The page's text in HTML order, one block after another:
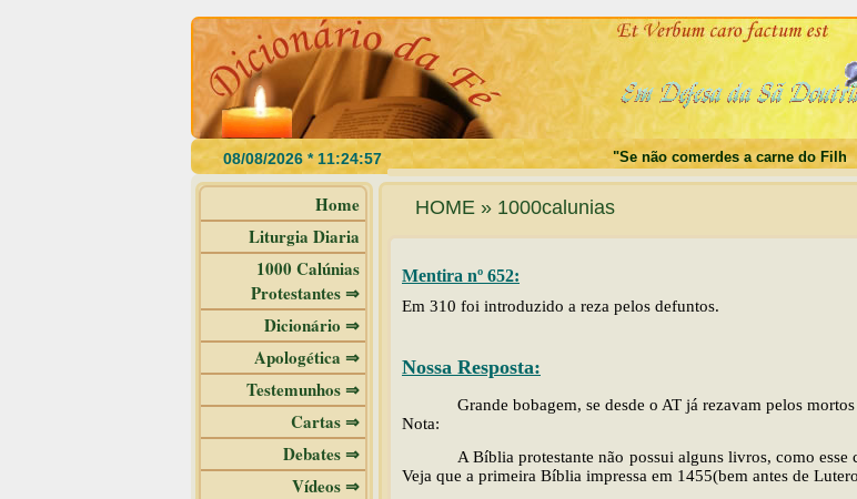
"Se não comerdes a carne do Filho
Home
Liturgia Diaria
1000 Calúnias
Protestantes ⇒
Dicionário ⇒
Apologética ⇒
Testemunhos ⇒
Cartas ⇒
Debates ⇒
Vídeos ⇒
HOME » 1000calunias
Mentira nº 652:
Em 310 foi introduzido a reza pelos defuntos.
Nossa Resposta:
Grande bobagem, se desde o AT já rezavam pelos
Nota:
A Bíblia protestante não possui alguns livros, como
Veja que a primeira Bíblia impressa em 1455(bem antes de